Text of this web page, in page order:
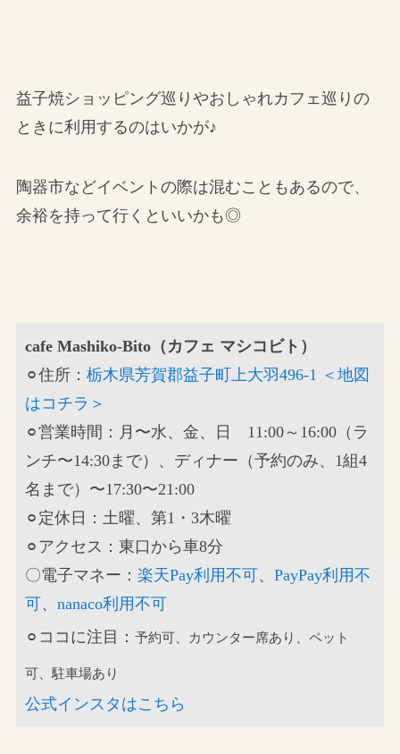
益子焼ショッピング巡りやおしゃれカフェ巡りの
ときに利用するのはいかが♪
陶器市などイベントの際は混むこともあるので、
余裕を持って行くといいかも◎
cafe Mashiko-Bito（カフェ マシコビト）
⚪︎住所： 栃木県芳賀郡益子町上大羽496-1 ＜地図
はコチラ＞
⚪︎営業時間：月〜水、金、日 11:00～16:00（ラ
ンチ〜14:30まで）、ディナー（予約のみ、1組4
名まで）〜17:30〜21:00
⚪︎定休日：土曜、第1・3木曜
⚪︎アクセス：東口から車8分
〇電子マネー： 楽天Pay利用不可、 PayPay利用不
可、 nanaco利用不可
⚪︎ココに注目： 予約可、カウンター席あり、ペット
可、駐車場あり
公式インスタはこちら